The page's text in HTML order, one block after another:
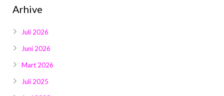
Arhive
Juli 2026
Juni 2026
Mart 2026
Juli 2025